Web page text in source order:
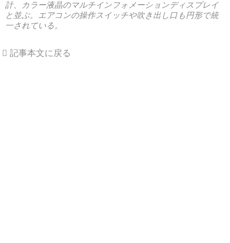
計、カラー液晶のマルチインフォメーションディスプレイ
と並ぶ。エアコンの操作スイッチや吹き出し口も円形で統
一されている。
記事本文に戻る